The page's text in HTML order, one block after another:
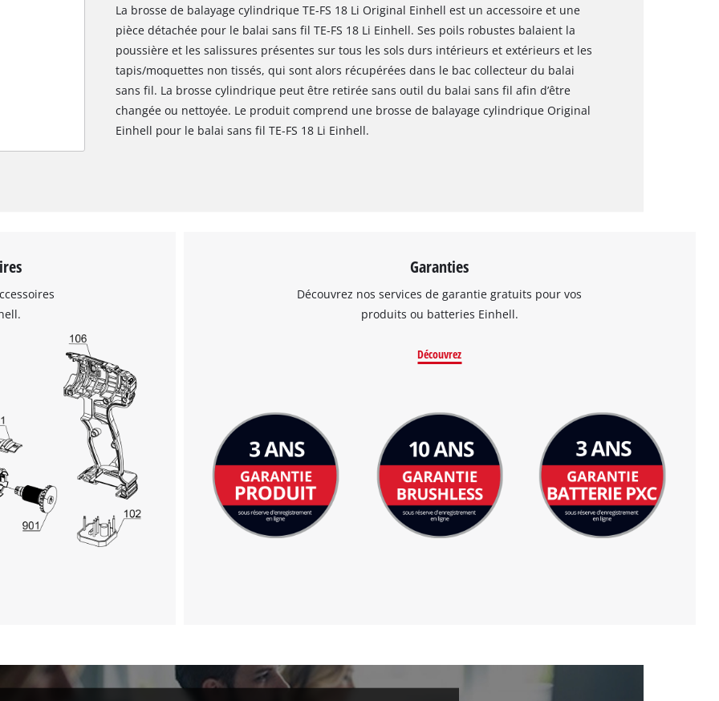
pouvoir charger Google Maps !
La brosse de balayage cylindrique TE-FS 18 Li Original Einhell est un accessoire et une
pièce détachée pour le balai sans fil TE-FS 18 Li Einhell. Ses poils robustes balaient la
poussière et les salissures présentes sur tous les sols durs intérieurs et extérieurs et les
tapis/moquettes non tissés, qui sont alors récupérées dans le bac collecteur du balai
sans fil. La brosse cylindrique peut être retirée sans outil du balai sans fil afin d’être
changée ou nettoyée. Le produit comprend une brosse de balayage cylindrique Original
Einhell pour le balai sans fil TE-FS 18 Li Einhell.
Garanties
Découvrez nos services de garantie gratuits pour vos
produits ou batteries Einhell.
Découvrez